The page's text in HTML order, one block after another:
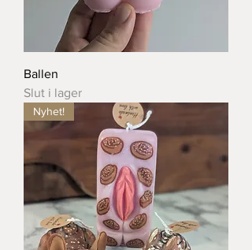
Ballen
Slut i lager
Nyhet!